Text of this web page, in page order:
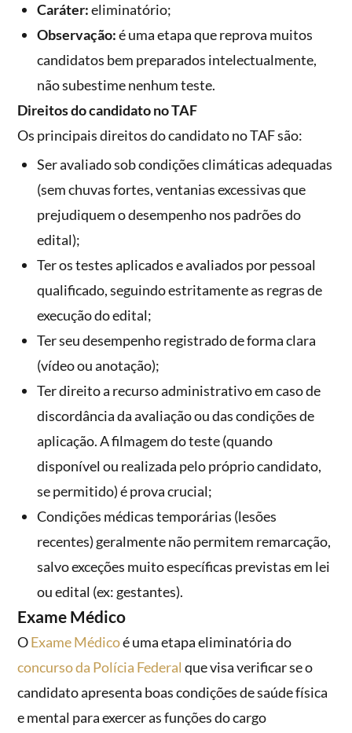
Caráter:eliminatório;
Observação:é uma etapa que reprova muitos
candidatos bem preparados intelectualmente,
não subestime nenhum teste.
Direitos do candidato no TAF
Os principais direitos do candidato no TAF são:
Ser avaliado sob condições climáticas adequadas
(sem chuvas fortes, ventanias excessivas que
prejudiquem o desempenho nos padrões do
edital);
Ter os testes aplicados e avaliados por pessoal
qualificado, seguindo estritamente as regras de
execução do edital;
Ter seu desempenho registrado de forma clara
(vídeo ou anotação);
Ter direito a recurso administrativo em caso de
discordância da avaliação ou das condições de
aplicação. A filmagem do teste (quando
disponível ou realizada pelo próprio candidato,
se permitido) é prova crucial;
Condições médicas temporárias (lesões
recentes) geralmente não permitem remarcação,
salvo exceções muito específicas previstas em lei
ou edital (ex: gestantes).
Exame Médico
OExame Médicoé uma etapa eliminatória do
concurso da Polícia Federalque visa verificar se o
candidato apresenta boas condições de saúde física
e mental para exercer as funções do cargo